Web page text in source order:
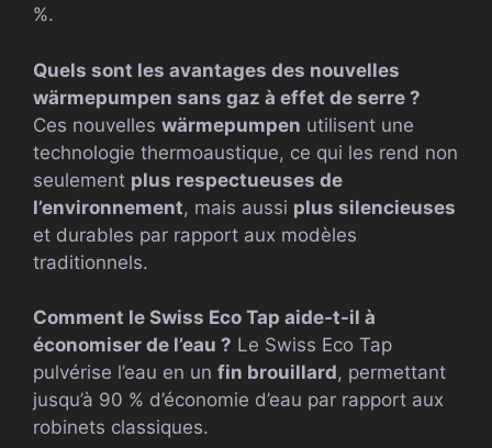
%.
Quels sont les avantages des nouvelles
wärmepumpen sans gaz à effet de serre ?
Ces nouvelles wärmepumpen utilisent une
technologie thermoaustique, ce qui les rend non
seulement plus respectueuses de
l’environnement, mais aussi plus silencieuses
et durables par rapport aux modèles
traditionnels.
Comment le Swiss Eco Tap aide-t-il à
économiser de l’eau ? Le Swiss Eco Tap
pulvérise l’eau en un fin brouillard, permettant
jusqu’à 90 % d’économie d’eau par rapport aux
robinets classiques.